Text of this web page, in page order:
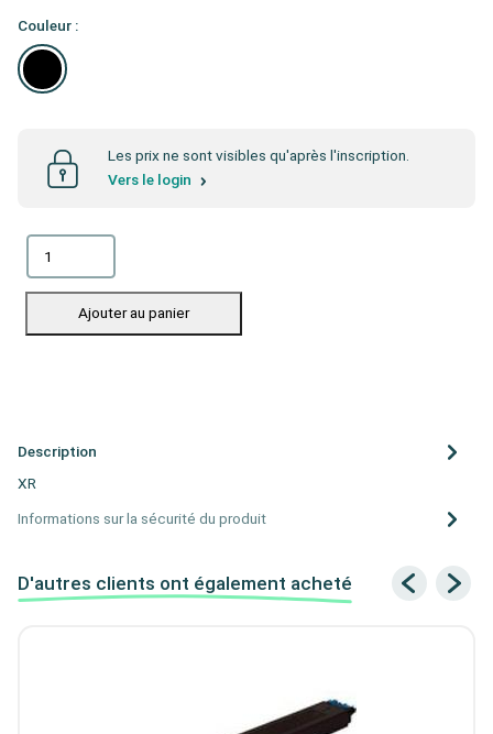
Couleur :
Les prix ne sont visibles qu'après l'inscription.
Vers le login
Ajouter au panier
Description
XR
Informations sur la sécurité du produit
D'autres clients ont également acheté